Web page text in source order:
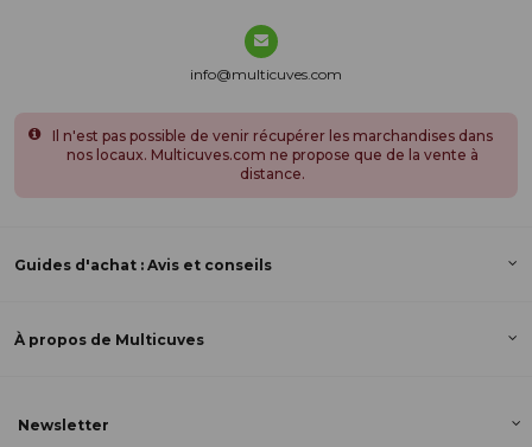
info@multicuves.com
Il n'est pas possible de venir récupérer les marchandises dans
nos locaux. Multicuves.com ne propose que de la vente à
distance.
Guides d'achat : Avis et conseils
À propos de Multicuves
Newsletter